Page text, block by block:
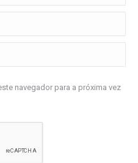
navegador para a próxima vez